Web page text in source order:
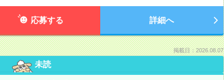
応募する 詳細へ
掲載日：2026.08.07
未読